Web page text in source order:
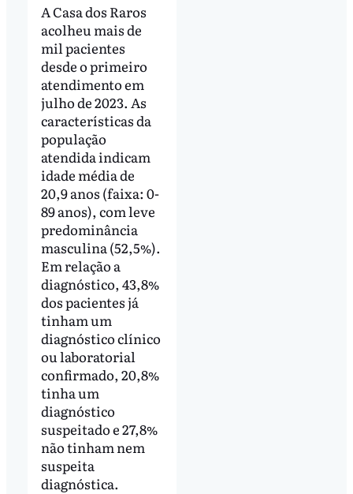
A Casa dos Raros
acolheu mais de
mil pacientes
desde o primeiro
atendimento em
julho de 2023. As
características da
população
atendida indicam
idade média de
20,9 anos (faixa: 0-
89 anos), com leve
predominância
masculina (52,5%).
Em relação a
diagnóstico, 43,8%
dos pacientes já
tinham um
diagnóstico clínico
ou laboratorial
confirmado, 20,8%
tinha um
diagnóstico
suspeitado e 27,8%
não tinham nem
suspeita
diagnóstica.